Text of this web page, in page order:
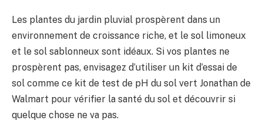
Les plantes du jardin pluvial prospèrent dans un
environnement de croissance riche, et le sol limoneux
et le sol sablonneux sont idéaux. Si vos plantes ne
prospèrent pas, envisagez d’utiliser un kit d’essai de
sol comme ce kit de test de pH du sol vert Jonathan de
Walmart pour vérifier la santé du sol et découvrir si
quelque chose ne va pas.